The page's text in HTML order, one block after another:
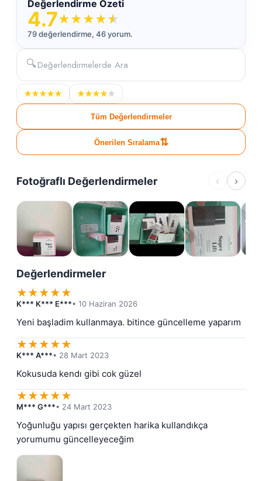
Değerlendirme Özeti
4.7★★★★★
79 değerlendirme, 46 yorum.
🔍
★★★★★ ★★★★★
Tüm Değerlendirmeler
Önerilen Sıralama⇅
Fotoğraflı Değerlendirmeler ‹ ›
Değerlendirmeler
★★★★★
K*** K*** E***• 10 Haziran 2026
Yeni başladim kullanmaya. bitince güncelleme yaparım
★★★★★
K*** A***• 28 Mart 2023
Kokusuda kendı gibi cok güzel
★★★★★
M*** G***• 24 Mart 2023
Yoğunluğu yapısı gerçekten harika kullandıkça
yorumumu güncelleyeceğim